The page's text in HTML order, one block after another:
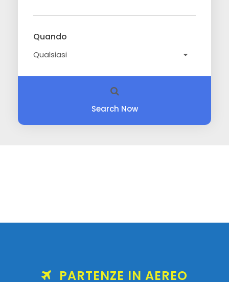
Quando
Search Now
PARTENZE IN AEREO